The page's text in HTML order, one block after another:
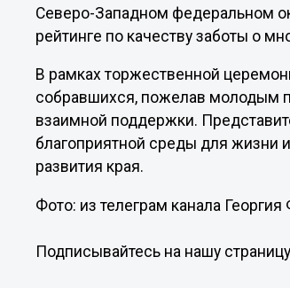
Северо-Западном федеральном
рейтинге по качеству заботы о
В рамках торжественной
собравшихся, пожелав молодым
взаимной поддержки.
благоприятной среды для жизни
развития края.
Фото: из телеграм канала
Подписывайтесь на нашу